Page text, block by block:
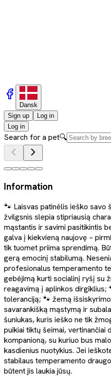
Dansk
Sign up
Log in
Log in
Search for a pet🔍
Information
🐾 Laisvas patinėlis ieško savo
žvilgsnis slepia stipriausią
mąstantis ir savimi pasitikintis
galva į kiekvieną naujovę –
tik tuomet priima sprendimą.
gerą emocinį stabilumą.
profesionalus temperamento
gebėjimą kurti socialinį ryšį su
reagavimą į aplinkos dirgiklius;
toleranciją; 🐾 žemą
savarankišką mąstymą ir
šuniukas, kuris ieško ne tik
puikiai tiktų šeimai, vertinančiai
kompanioną, su kuriuo bus
kasdienius nuotykius. Jei
stabilaus temperamento
būtent jis laukia jūsų.